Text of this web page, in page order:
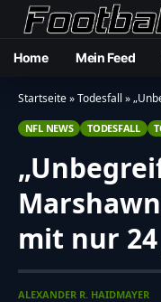
Home Mein Feed
Startseite»Todesfall »
NFL NEWS TODESFALL
mit nur
ALEXANDER R. HAIDMAYER